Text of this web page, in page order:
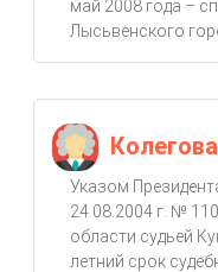
май 2008 года –
Лысьвенского
Указом
24.08.2004 г. №
области судьей
летний срок